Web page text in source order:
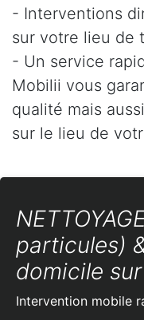
- Interventions
sur votre lieu de
- Un service
Mobilii vous
qualité mais
sur le lieu de
particules)
domicile
Intervention mobile